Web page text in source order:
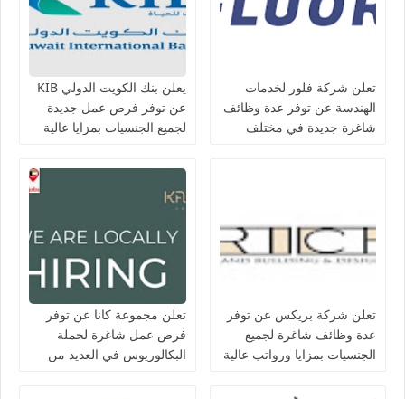
تعلن شركة فلور لخدمات
الهندسة عن توفر عدة وظائف
شاغرة جديدة في مختلف
يعلن بنك الكويت الدولي KIB
عن توفر فرص عمل جديدة
لجميع الجنسيات بمزايا عالية
تعلن شركة بريكس عن توفر
عدة وظائف شاغرة لجميع
الجنسيات بمزايا ورواتب عالية
تعلن مجموعة كانا عن توفر
فرص عمل شاغرة لحملة
البكالوريوس في العديد من